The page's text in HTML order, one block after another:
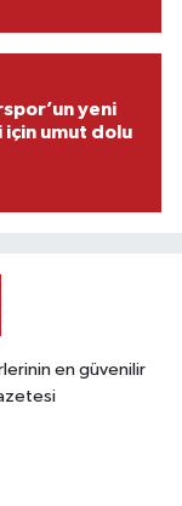
yeni
umut dolu
en güvenilir